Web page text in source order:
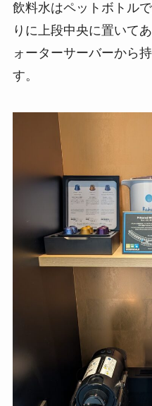
飲料水はペットボトル
りに上段中央に置いて
ォーターサーバーから
す。